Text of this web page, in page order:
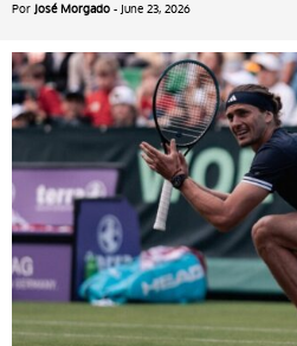
Por José Morgado - June 23, 2026